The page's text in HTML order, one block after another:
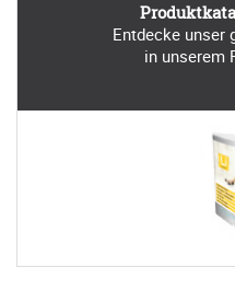
Entdecke unser
in unserem